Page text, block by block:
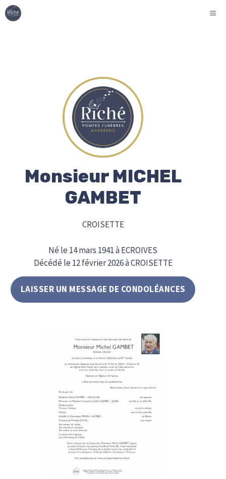
Aller
au
Monsieur MICHEL
GAMBET
CROISETTE
Né le 14 mars 1941 à ECROIVES
Décédé le 12 février 2026 à CROISETTE
LAISSER UN MESSAGE DE CONDOLÉANCES